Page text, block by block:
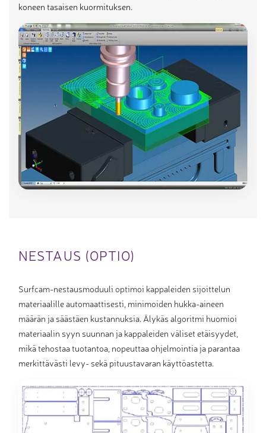
koneen tasaisen kuormituksen.
NESTAUS (OPTIO)
Surfcam-nestausmoduuli optimoi kappaleiden sijoittelun
materiaalille automaattisesti, minimoiden hukka-aineen
määrän ja säästäen kustannuksia. Älykäs algoritmi huomioi
materiaalin syyn suunnan ja kappaleiden väliset etäisyydet,
mikä tehostaa tuotantoa, nopeuttaa ohjelmointia ja parantaa
merkittävästi levy- sekä pituustavaran käyttöastetta.